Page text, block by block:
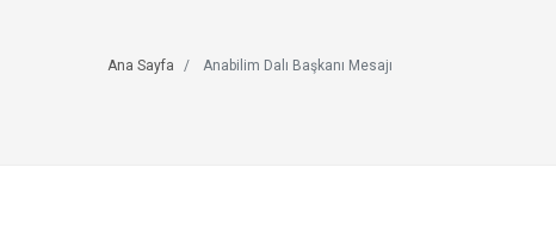
Ana Sayfa Anabilim Dalı Başkanı Mesajı